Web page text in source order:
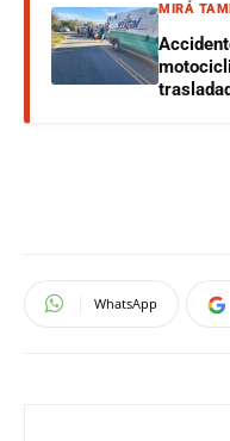
MIRÁ
WhatsApp